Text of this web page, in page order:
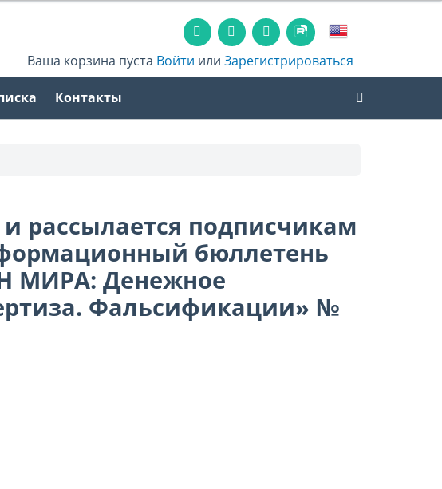
Ваша корзина пуста Войти илиЗарегистрироваться
Контакты
рассылается подписчикам
бюллетень
МИРА: Денежное
Фальсификации» №